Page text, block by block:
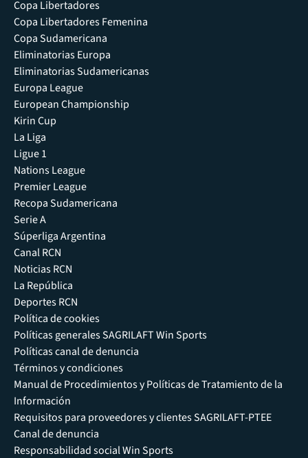
Copa Libertadores
Copa Libertadores Femenina
Copa Sudamericana
Eliminatorias Europa
Eliminatorias Sudamericanas
Europa League
European Championship
Kirin Cup
La Liga
Ligue 1
Nations League
Premier League
Recopa Sudamericana
Serie A
Súperliga Argentina
Canal RCN
Noticias RCN
La República
Deportes RCN
Política de cookies
Políticas generales SAGRILAFT Win Sports
Políticas canal de denuncia
Términos y condiciones
Manual de Procedimientos y Políticas de Tratamiento de la
Información
Requisitos para proveedores y clientes SAGRILAFT-PTEE
Canal de denuncia
Responsabilidad social Win Sports